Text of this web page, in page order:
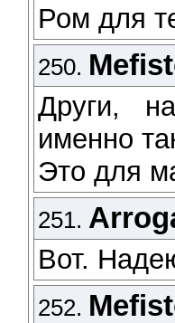
Ром для
250.
Други,
именно
Это для
251.
Вот.
252.